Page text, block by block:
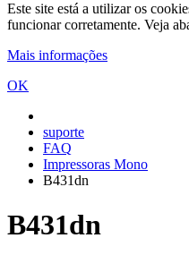
Este site está a utilizar os
funcionar corretamente. Veja
Mais informações
OK
suporte
FAQ
Impressoras Mono
B431dn
B431dn